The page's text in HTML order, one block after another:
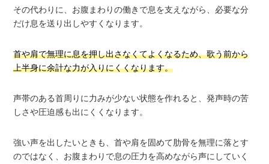
その代わりに、お腹まわりの働きで息を支えながら、必要な分
だけ息を送り出しやすくなります。
首や肩で無理に息を押し出さなくてよくなるため、歌う前から
上半身に余計な力が入りにくくなります。
声帯のある首周りに力みが少ない状態を作れると、発声時の苦
しさや圧迫感も出にくくなります。
強い声を出したいときも、首や肩を固めて肋骨を無理に落とす
のではなく、お腹まわりで息の圧力を高めながら声にしていく